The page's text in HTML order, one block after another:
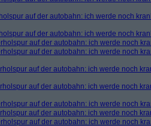
auf der autobahn: ich werde noch
auf der autobahn: ich werde noch
auf der autobahn: ich werde noch
auf der autobahn: ich werde noch
auf der autobahn: ich werde noch
auf der autobahn: ich werde noch
auf der autobahn: ich werde noch
auf der autobahn: ich werde noch
auf der autobahn: ich werde noch